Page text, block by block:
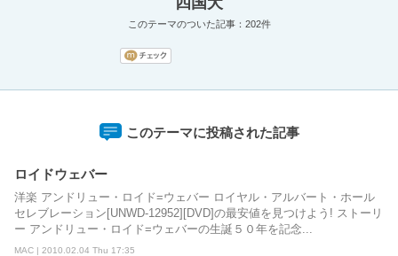
このテーマのついた記事：202件
このテーマに投稿された記事
ロイドウェバー
洋楽 アンドリュー・ロイド=ウェバー ロイヤル・アルバート・ホール
セレブレーション[UNWD-12952][DVD]の最安値を見つけよう! ストーリ
ー アンドリュー・ロイド=ウェバーの生誕５０年を記念...
MAC | 2010.02.04 Thu 17:35